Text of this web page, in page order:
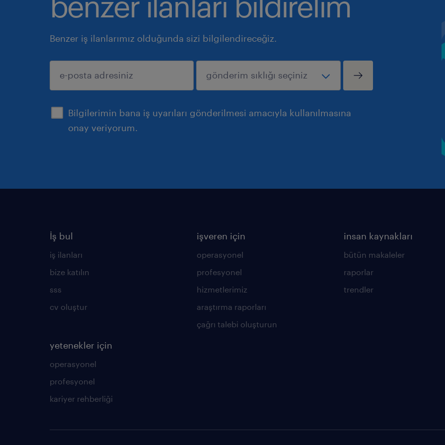
Benzer iş ilanlarımız olduğunda sizi bilgilendireceğiz.
Bilgilerimin bana iş uyarıları gönderilmesi amacıyla kullanılmasına
onay veriyorum.
gönder
İş bul
iş ilanları
bize katılın
sss
cv oluştur
yetenekler için
operasyonel
profesyonel
kariyer rehberliği
işveren için
operasyonel
profesyonel
hizmetlerimiz
araştırma raporları
çağrı talebi oluşturun
insan kaynakları
bütün makaleler
raporlar
trendler